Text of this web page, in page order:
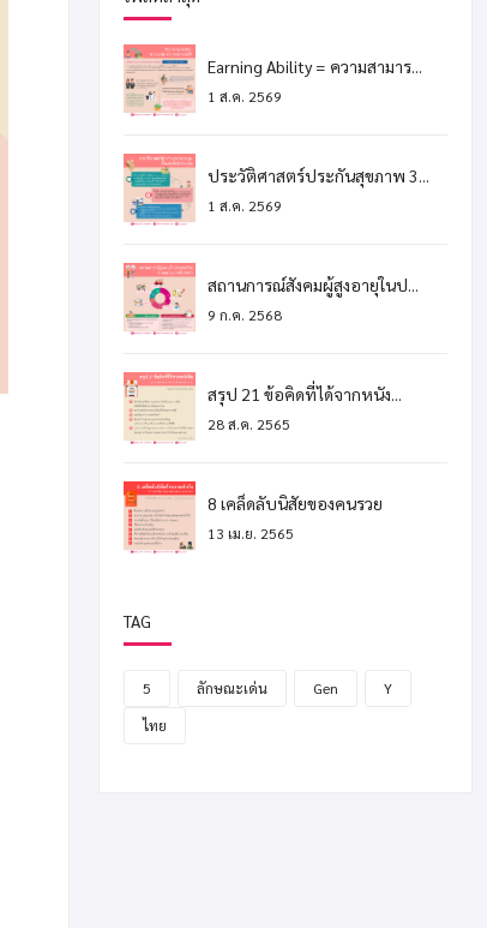
Earning Ability = ความสามาร...
1 ส.ค. 2569
ประวัติศาสตร์ประกันสุขภาพ 3...
1 ส.ค. 2569
สถานการณ์สังคมผู้สูงอายุในป...
9 ก.ค. 2568
สรุป 21 ข้อคิดที่ได้จากหนัง...
28 ส.ค. 2565
8 เคล็ดลับนิสัยของคนรวย
13 เม.ย. 2565
TAG
5 ลักษณะเด่น Gen
Y
ไทย